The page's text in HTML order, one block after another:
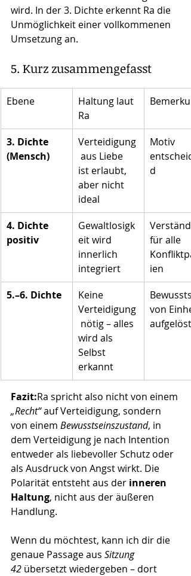
wird. In der 3. Dichte erkennt Ra die
Unmöglichkeit einer vollkommenen
Umsetzung an.
5. Kurz zusammengefasst
Ebene
Haltung laut
Ra
3. Dichte
(Mensch)
Verteidigung
aus Liebe
ist erlaubt,
aber nicht
ideal
Motiv
d
4. Dichte
positiv
Gewaltlosigk
eit wird
innerlich
integriert
für alle
ien
5.–6. Dichte
Keine
Verteidigung
nötig – alles
wird als
Selbst
erkannt
von
aufgelöst
Fazit:Ra spricht also nicht von einem
„Recht“ auf Verteidigung, sondern
von einem Bewusstseinszustand, in
dem Verteidigung je nach Intention
entweder als liebevoller Schutz oder
als Ausdruck von Angst wirkt. Die
Polarität entsteht aus der inneren
Haltung, nicht aus der äußeren
Handlung.
Wenn du möchtest, kann ich dir die
genaue Passage aus Sitzung
42 übersetzt wiedergeben – dort